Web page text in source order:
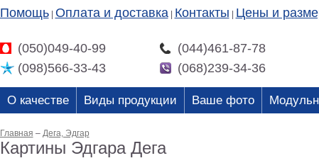
Помощь Оплата и доставка Контакты Цены и
(050)049-40-99 (044)461-87-78
(098)566-33-43
(068)239-34-36
О качестве Виды продукции Ваше фото
Главная – Дега, Эдгар
Картины Эдгара Дега